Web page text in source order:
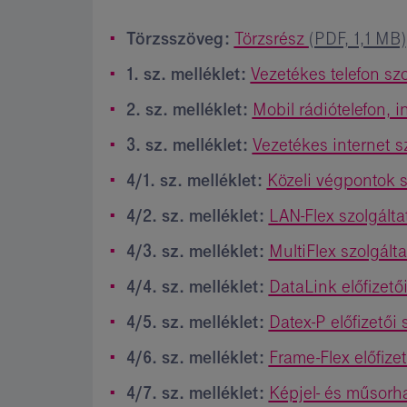
Törzsszöveg: Törzsrész (PDF, 1,1 MB)
1. sz. melléklet: Vezetékes telefon
2. sz. melléklet: Mobil rádiótelefon,
3. sz. melléklet: Vezetékes internet
4/1. sz. melléklet: Közeli végpontok
4/2. sz. melléklet: LAN-Flex
4/3. sz. melléklet: MultiFlex
4/4. sz. melléklet: DataLink
4/5. sz. melléklet: Datex-P előfizetői
4/6. sz. melléklet: Frame-Flex
4/7. sz. melléklet: Képjel- és